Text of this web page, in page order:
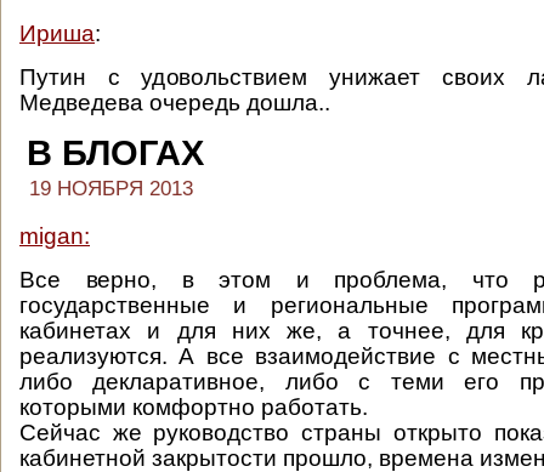
Ириша:
Путин с удовольствием унижает своих
Медведева очередь дошла..
В БЛОГАХ
19 НОЯБРЯ 2013
migan:
Все верно, в этом и проблема, что
государственные и региональные
кабинетах и для них же, а точнее, для
реализуются. А все взаимодействие с
либо декларативное, либо с теми его
которыми комфортно работать.
Сейчас же руководство страны открыто
кабинетной закрытости прошло, времена